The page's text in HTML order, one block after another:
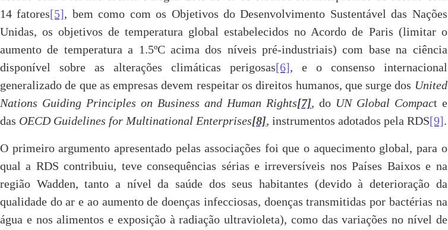
14 fatores[5], bem como com os Objetivos do Desenvolvimento Sustentável das Nações
Unidas, os objetivos de temperatura global estabelecidos no Acordo de Paris (limitar o
aumento de temperatura a 1.5ºC acima dos níveis pré-industriais) com base na ciência
disponível sobre as alterações climáticas perigosas[6], e o consenso internacional
generalizado de que as empresas devem respeitar os direitos humanos, que surge dos United
Nations Guiding Principles on Business and Human Rights[7], doUN Global Compact e
das OECD Guidelines for Multinational Enterprises[8], instrumentos adotados pela RDS[9].
O primeiro argumento apresentado pelas associações foi que o aquecimento global, para o
qual a RDS contribuiu, teve consequências sérias e irreversíveis nos Países Baixos e na
região Wadden, tanto a nível da saúde dos seus habitantes (devido à deterioração da
qualidade do ar e ao aumento de doenças infecciosas, doenças transmitidas por bactérias na
água e nos alimentos e exposição à radiação ultravioleta), como das variações no nível de